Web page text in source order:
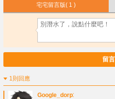
宅宅留言版( 1 )
留言
1則回應
Google_dorp1000